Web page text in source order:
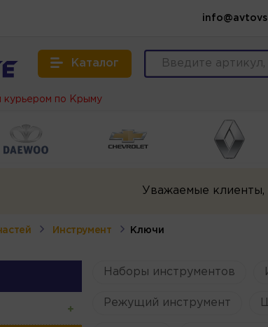
Каталог
курьером по Крыму
Уважаемые клиенты,
Инструмент Ключи
Наборы инструментов
Режущий инструмент